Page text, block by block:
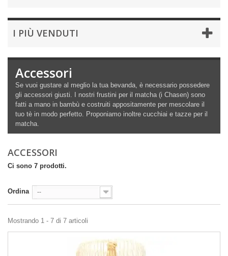
I PIÙ VENDUTI
Accessori
Se vuoi gustare al meglio la tua bevanda, è necessario possedere
gli accessori giusti. I nostri frustini per il matcha (i Chasen) sono
fatti a mano in bambù e costruiti appositamente per mescolare il
tuo tè in modo perfetto. Proponiamo inoltre cucchiai e tazze per il
matcha.
ACCESSORI
Ci sono 7 prodotti.
Ordina --
Mostrando 1 - 7 di 7 articoli